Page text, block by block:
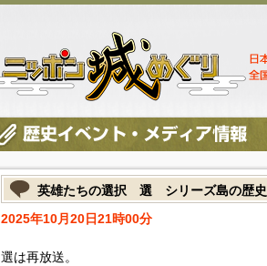
英雄たちの選択 選 シリーズ島の歴
2025年10月20日21時00分
選は再放送。